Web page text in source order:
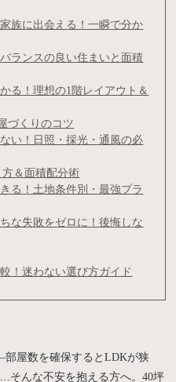
族に出会える！一瞬で分か
ランスの良い住まいと面積
る！理想の1階レイアウト＆
づくりのコツ
い！日照・採光・通風の必
＆面積配分術
る！土地条件別・最強プラ
な失敗をゼロに！後悔しな
！迷わない選び方ガイド
屋数を確保するとLDKが狭
そんな不安を抱える方へ。40坪